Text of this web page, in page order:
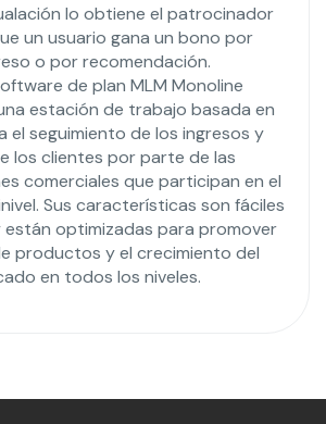
lo obtiene el patrocinador
un usuario gana un bono por
o por recomendación.
de plan MLM Monoline
estación de trabajo basada en
el seguimiento de los ingresos y
los clientes por parte de las
comerciales que participan en el
Sus características son fáciles
optimizadas para promover
productos y el crecimiento del
en todos los niveles.